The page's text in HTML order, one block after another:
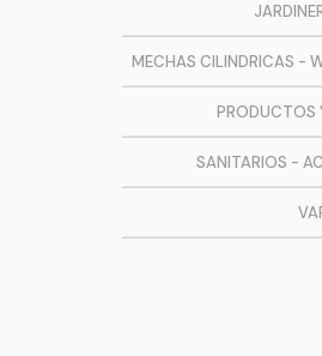
MECHAS CILINDRICAS -
PRODUCTOS
SANITARIOS -